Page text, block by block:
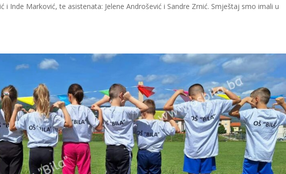
i Inde Marković, te asistenata: Jelene Androšević i Sandre Zrnić. Smještaj smo imali u